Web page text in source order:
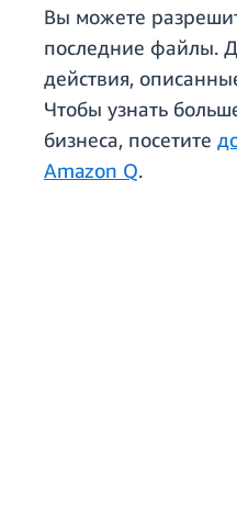
Вы можете
последние файлы.
действия,
Чтобы узнать
бизнеса, посетите
Amazon Q.